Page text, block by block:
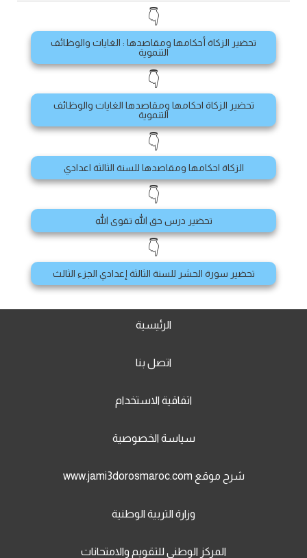
👇
تحضير الزكاة أحكامها ومقاصدها : الغايات والوظائف
التنموية
👇
تحضير الزكاة احكامها ومقاصدها الغايات والوظائف
التنموية
👇
الزكاة احكامها ومقاصدها للسنة الثالثة اعدادي
👇
تحضير درس حق الله تقوى الله
👇
تحضير سورة الحشر للسنة الثالثة إعدادي الجزء الثالث
الرئيسية
اتصل بنا
اتفاقية الاستخدام
سياسة الخصوصية
شرح موقع www.jami3dorosmaroc.com
وزارة التربية الوطنية
المركز الوطني للتقويم والامتحانات